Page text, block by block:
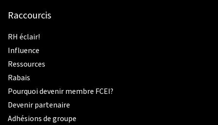
Raccourcis
RH éclair!
Influence
Ressources
Rabais
Pourquoi devenir membre FCEI?
Devenir partenaire
Adhésions de groupe